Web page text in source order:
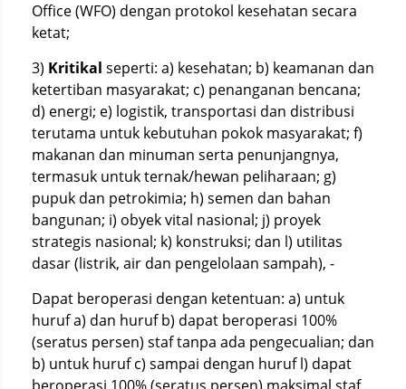
Office (WFO) dengan protokol kesehatan secara
ketat;
3) Kritikal seperti: a) kesehatan; b) keamanan dan
ketertiban masyarakat; c) penanganan bencana;
d) energi; e) logistik, transportasi dan distribusi
terutama untuk kebutuhan pokok masyarakat; f)
makanan dan minuman serta penunjangnya,
termasuk untuk ternak/hewan peliharaan; g)
pupuk dan petrokimia; h) semen dan bahan
bangunan; i) obyek vital nasional; j) proyek
strategis nasional; k) konstruksi; dan l) utilitas
dasar (listrik, air dan pengelolaan sampah), -
Dapat beroperasi dengan ketentuan: a) untuk
huruf a) dan huruf b) dapat beroperasi 100%
(seratus persen) staf tanpa ada pengecualian; dan
b) untuk huruf c) sampai dengan huruf l) dapat